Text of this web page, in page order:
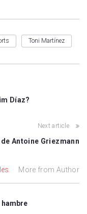
Toni Martínez
Díaz?
Next article
Antoine Griezmann
More from Author
hambre